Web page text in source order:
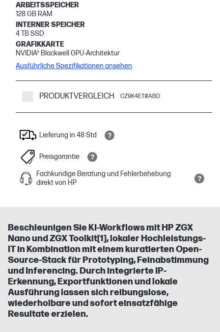
ARBEITSSPEICHER
128 GB RAM
INTERNER SPEICHER
4 TB SSD
GRAFIKKARTE
NVIDIA® Blackwell GPU-Architektur
Ausführliche Spezifikationen ansehen
PRODUKTVERGLEICH CZ9K4ET#ABD
Lieferung in 48 Std
Preisgarantie
Fachkundige Beratung und Fehlerbehebung
direkt von HP
Beschleunigen Sie KI-Workflows mit HP ZGX
Nano und ZGX Toolkit[1], lokaler Hochleistungs-
IT in Kombination mit einem kuratierten Open-
Source-Stack für Prototyping, Feinabstimmung
und Inferencing. Durch integrierte IP-
Erkennung, Exportfunktionen und lokale
Ausführung lassen sich reibungslose,
wiederholbare und sofort einsatzfähige
Resultate erzielen.